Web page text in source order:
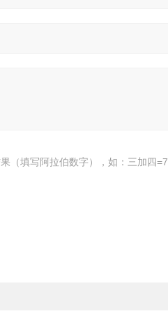
（填写阿拉伯数字），如：三加四=7